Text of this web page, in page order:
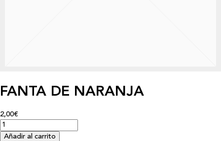
FANTA DE NARANJA
2,00€
Añadir al carrito